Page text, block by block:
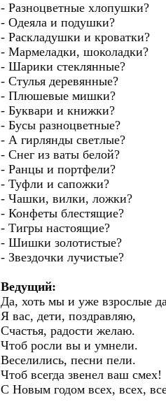
- Разноцветные хлопушки?
- Одеяла и подушки?
- Раскладушки и кроватки?
- Мармеладки, шоколадки?
- Шарики стеклянные?
- Стулья деревянные?
- Плюшевые мишки?
- Буквари и книжки?
- Бусы разноцветные?
- А гирлянды светлые?
- Снег из ваты белой?
- Ранцы и портфели?
- Туфли и сапожки?
- Чашки, вилки, ложки?
- Конфеты блестящие?
- Тигры настоящие?
- Шишки золотистые?
- Звездочки лучистые?
Ведущий:
Да, хоть мы и уже взрослые
Я вас, дети, поздравляю,
Счастья, радости желаю.
Чтоб росли вы и умнели.
Веселились, песни пели.
Чтоб всегда звенел ваш смех!
С Новым годом всех, всех,